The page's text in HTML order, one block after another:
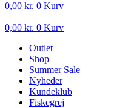
0,00 kr. 0 Kurv
0,00 kr. 0 Kurv
Outlet
Shop
Summer Sale
Nyheder
Kundeklub
Fiskegrej